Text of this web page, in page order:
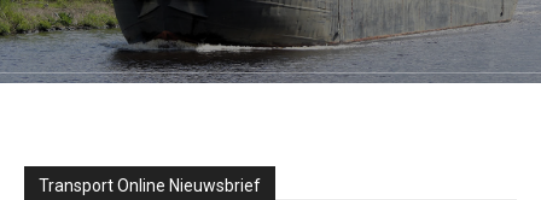
Transport Online Nieuwsbrief